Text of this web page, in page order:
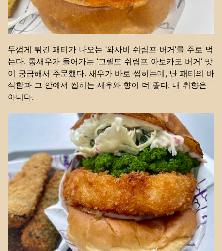
두껍게 튀긴 패티가 나오는 ’와사비 쉬림프 버거’를 주로 먹
는다. 통새우가 들어가는 ’그릴드 쉬림프 아보카도 버거’ 맛
이 궁금해서 주문했다. 새우가 바로 씹히는데, 난 패티의 바
삭함과 그 안에서 씹히는 새우와 향이 더 좋다. 내 취향은
아니다.